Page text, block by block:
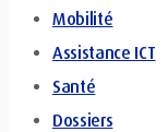
Mobilité
Assistance ICT
Santé
Dossiers